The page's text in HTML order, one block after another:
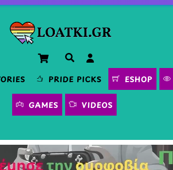
Cart Αναζήτηση
PRIDE PICKS ESHOP
GAMES VIDEOS